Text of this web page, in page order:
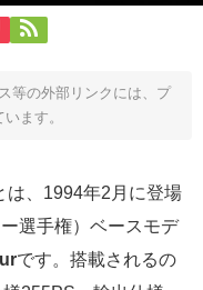
等の外部リンクには、プ
ます。
は、1994年2月に登場
選手権）ベースモデ
です。搭載されるの